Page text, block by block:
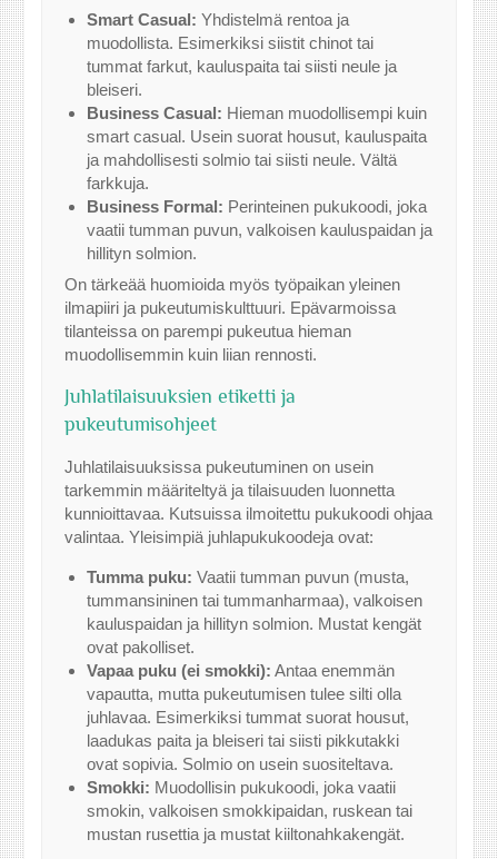
Smart Casual: Yhdistelmä rentoa ja
muodollista. Esimerkiksi siistit chinot tai
tummat farkut, kauluspaita tai siisti neule ja
bleiseri.
Business Casual: Hieman muodollisempi kuin
smart casual. Usein suorat housut, kauluspaita
ja mahdollisesti solmio tai siisti neule. Vältä
farkkuja.
Business Formal: Perinteinen pukukoodi, joka
vaatii tumman puvun, valkoisen kauluspaidan ja
hillityn solmion.
On tärkeää huomioida myös työpaikan yleinen
ilmapiiri ja pukeutumiskulttuuri. Epävarmoissa
tilanteissa on parempi pukeutua hieman
muodollisemmin kuin liian rennosti.
Juhlatilaisuuksien etiketti ja
pukeutumisohjeet
Juhlatilaisuuksissa pukeutuminen on usein
tarkemmin määriteltyä ja tilaisuuden luonnetta
kunnioittavaa. Kutsuissa ilmoitettu pukukoodi ohjaa
valintaa. Yleisimpiä juhlapukukoodeja ovat:
Tumma puku: Vaatii tumman puvun (musta,
tummansininen tai tummanharmaa), valkoisen
kauluspaidan ja hillityn solmion. Mustat kengät
ovat pakolliset.
Vapaa puku (ei smokki): Antaa enemmän
vapautta, mutta pukeutumisen tulee silti olla
juhlavaa. Esimerkiksi tummat suorat housut,
laadukas paita ja bleiseri tai siisti pikkutakki
ovat sopivia. Solmio on usein suositeltava.
Smokki: Muodollisin pukukoodi, joka vaatii
smokin, valkoisen smokkipaidan, ruskean tai
mustan rusettia ja mustat kiiltonahkakengät.